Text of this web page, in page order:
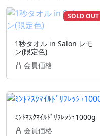
SOLD OUT
1秒タオル in Salon レモ
ン(限定色)
会員価格
ﾐﾝﾄﾏｽｸﾏｲﾙﾄﾞﾘﾌﾚｯｼｭ1000g
会員価格